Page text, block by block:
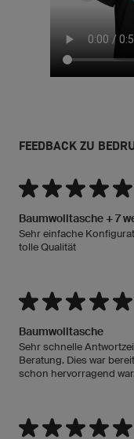
FEEDBACK ZU
Baumwolltasche + 7
Sehr einfache
tolle Qualität
Baumwolltasche
Sehr schnelle
Beratung. Dies war
schon hervorragend